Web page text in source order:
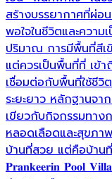
สร้างบรรยากาศที่ผ่อ
พอใจในชีวิตและคว
ปริมาณ การมีพื้นที่สีเ
แต่ควรเป็นพื้นที่ที่ เข้า
เชื่อมต่อกับพื้นที่ใช้ชีวิ
ระยะยาว หลักฐานจ
เขียวกับกิจกรรมทาง
หลอดเลือดและสุขภา
บ้านที่สวย แต่คือบ้าน
𝐏𝐫𝐚𝐧𝐤𝐞𝐞𝐫𝐢𝐧 𝐏𝐨𝐨𝐥